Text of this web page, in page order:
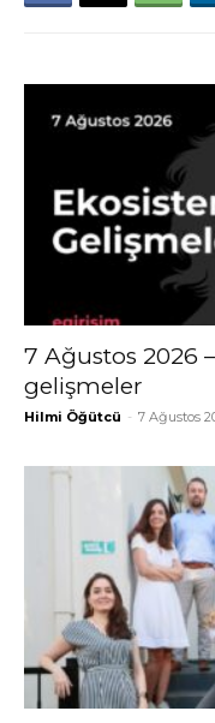
7 Ağustos 2026
gelişmeler
Hilmi Öğütcü - 7 Ağustos